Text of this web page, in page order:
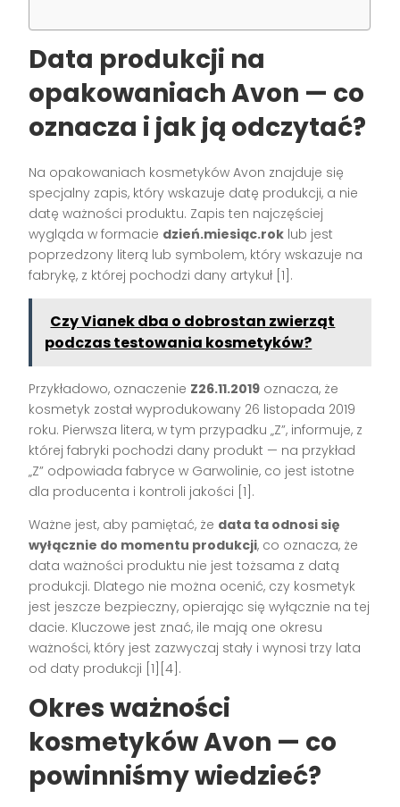
Data produkcji na
opakowaniach Avon — co
oznacza i jak ją odczytać?
Na opakowaniach kosmetyków Avon znajduje się
specjalny zapis, który wskazuje datę produkcji, a nie
datę ważności produktu. Zapis ten najczęściej
wygląda w formacie dzień.miesiąc.rok lub jest
poprzedzony literą lub symbolem, który wskazuje na
fabrykę, z której pochodzi dany artykuł [1].
Czy Vianek dba o dobrostan zwierząt
podczas testowania kosmetyków?
Przykładowo, oznaczenie Z26.11.2019 oznacza, że
kosmetyk został wyprodukowany 26 listopada 2019
roku. Pierwsza litera, w tym przypadku „Z”, informuje, z
której fabryki pochodzi dany produkt — na przykład
„Z” odpowiada fabryce w Garwolinie, co jest istotne
dla producenta i kontroli jakości [1].
Ważne jest, aby pamiętać, że data ta odnosi się
wyłącznie do momentu produkcji, co oznacza, że
data ważności produktu nie jest tożsama z datą
produkcji. Dlatego nie można ocenić, czy kosmetyk
jest jeszcze bezpieczny, opierając się wyłącznie na tej
dacie. Kluczowe jest znać, ile mają one okresu
ważności, który jest zazwyczaj stały i wynosi trzy lata
od daty produkcji [1][4].
Okres ważności
kosmetyków Avon — co
powinniśmy wiedzieć?